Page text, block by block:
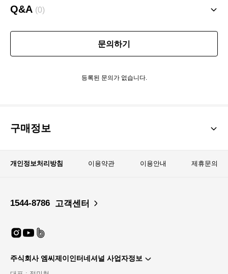
Q&A (0)
문의하기
등록된 문의가 없습니다.
구매정보
개인정보처리방침 이용약관 이용안내 제휴문의
1544-8786 고객센터
주식회사 엠씨제이인터네셔널 사업자정보